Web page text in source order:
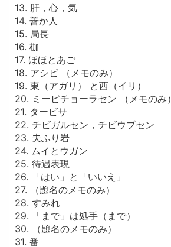
13. 肝，心，気
14. 善か人
15. 局長
16. 枷
17. ほほとあご
18. アシビ （メモのみ）
19. 東（アガリ） と西（イリ）
20. ミーピチョーラセン （メモのみ）
21. タービサ
22. チビガルセン，チビウブセン
23. 夫ふり岩
24. ムイとウガン
25. 待遇表現
26. 「はい」と「いいえ」
27. （題名のメモのみ）
28. すみれ
29. 「まで」は処手（まで）
30. （題名のメモのみ）
31. 番